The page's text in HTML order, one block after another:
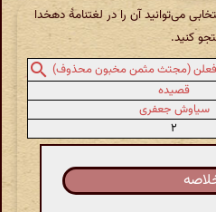
می‌توانید آن را در لغتنامهٔ دهخدا
کنید.
فعلن (مجتث مثمن مخبون محذوف)
قصیده
سیاوش جعفری
۲